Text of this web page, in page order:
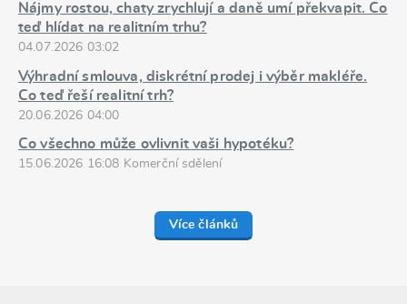
Nájmy rostou, chaty zrychlují a daně umí překvapit. Co
teď hlídat na realitním trhu?
04.07.2026 03:02
Výhradní smlouva, diskrétní prodej i výběr makléře.
Co teď řeší realitní trh?
20.06.2026 04:00
Co všechno může ovlivnit vaši hypotéku?
15.06.2026 16:08 Komerční sdělení
Více článků